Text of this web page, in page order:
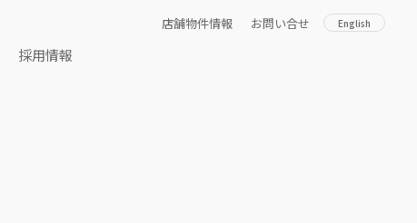
採用情報
店舗物件情報 お問い合せ English